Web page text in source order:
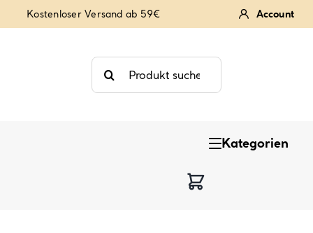
Inhalt
Kostenloser Versand ab 59€ Account
Suche
nach:
Kategorien